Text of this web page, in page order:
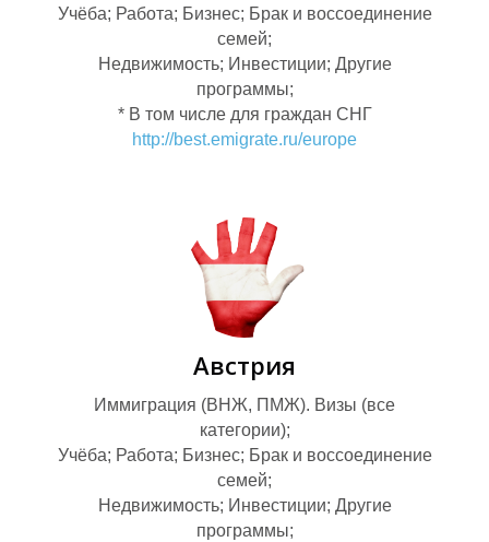
Ч
О
Учёба; Работа; Бизнес; Брак и воссоединение
семей;
Недвижимость; Инвестиции; Другие
программы;
* В том числе для граждан СНГ
http://best.emigrate.ru/europe
Австрия
Иммиграция (ВНЖ, ПМЖ). Визы (все
категории);
Учёба; Работа; Бизнес; Брак и воссоединение
семей;
Недвижимость; Инвестиции; Другие
программы;